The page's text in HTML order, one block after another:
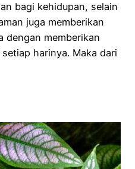
bagi kehidupan, selain
juga memberikan
dengan memberikan
harinya. Maka dari